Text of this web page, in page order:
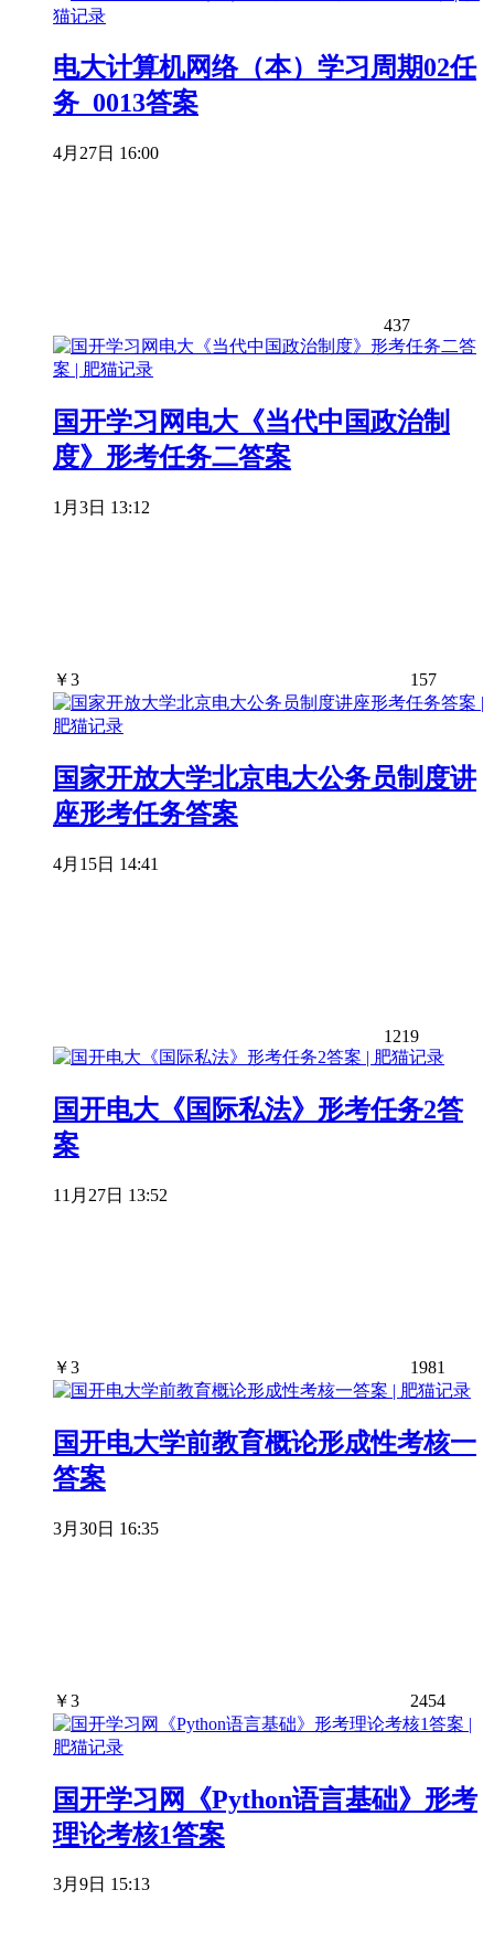
电大计算机网络（本）学习周期02任
务_0013答案
4月27日 16:00
437
国开学习网电大《当代中国政治制
度》形考任务二答案
1月3日 13:12
￥3 157
国家开放大学北京电大公务员制度讲
座形考任务答案
4月15日 14:41
1219
国开电大《国际私法》形考任务2答
案
11月27日 13:52
￥3 1981
国开电大学前教育概论形成性考核一
答案
3月30日 16:35
￥3 2454
国开学习网《Python语言基础》形考
理论考核1答案
3月9日 15:13